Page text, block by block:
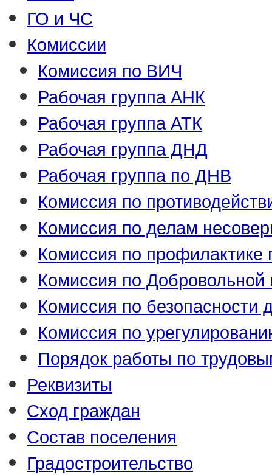
ГО и ЧС
Комиссии
Комиссия по ВИЧ
Рабочая группа АНК
Рабочая группа АТК
Рабочая группа ДНД
Рабочая группа по ДНВ
Комиссия по
Комиссия по делам
Комиссия по
Комиссия по
Комиссия по безопасности
Комиссия по
Порядок работы по
Реквизиты
Сход граждан
Состав поселения
Градостроительство